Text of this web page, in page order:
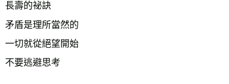
長壽的祕訣
矛盾是理所當然的
一切就從絕望開始
不要逃避思考